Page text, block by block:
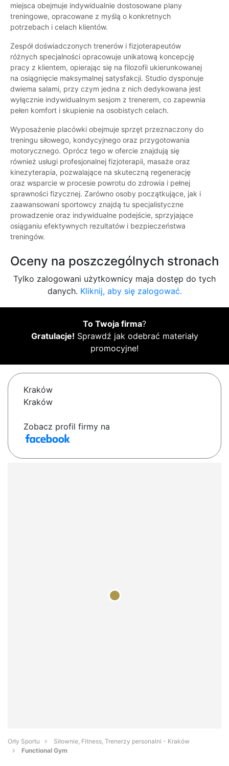
miejsca obejmuje indywidualnie dostosowane plany
treningowe, opracowane z myślą o konkretnych
potrzebach i celach klientów.
Zespół doświadczonych trenerów i fizjoterapeutów
różnych specjalności opracowuje unikatową koncepcję
pracy z klientem, opierając się na filozofii ukierunkowanej
na osiągnięcie maksymalnej satysfakcji. Studio dysponuje
dwiema salami, przy czym jedna z nich dedykowana jest
wyłącznie indywidualnym sesjom z trenerem, co zapewnia
pełen komfort i skupienie na osobistych celach.
Wyposażenie placówki obejmuje sprzęt przeznaczony do
treningu siłowego, kondycyjnego oraz przygotowania
motorycznego. Oprócz tego w ofercie znajdują się
również usługi profesjonalnej fizjoterapii, masaże oraz
kinezyterapia, pozwalające na skuteczną regenerację
oraz wsparcie w procesie powrotu do zdrowia i pełnej
sprawności fizycznej. Zarówno osoby początkujące, jak i
zaawansowani sportowcy znajdą tu specjalistyczne
prowadzenie oraz indywidualne podejście, sprzyjające
osiąganiu efektywnych rezultatów i bezpieczeństwa
treningów.
Oceny na poszczególnych stronach
Tylko zalogowani użytkownicy maja dostęp do tych
danych. Kliknij, aby się zalogować.
To Twoja firma?
Gratulacje! Sprawdź jak odebrać materiały
promocyjne!
Kraków
Kraków
Zobacz profil firmy na
Orły Sportu
Siłownie, Fitness, Trenerzy personalni - Kraków
Functional Gym